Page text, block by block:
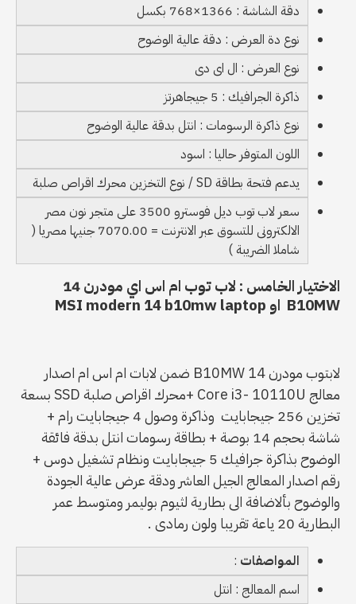
دقة الشاشة : 1366×768 بكسل
نوع دة العرض : دقة عالية الوضوح
نوع العرض : ال اى دى
ذاكرة الجرافيك : 5 جيجاهرتز
نوع ذاكرة الرسومات : انتل بدقة عالية الوضوح
اللون المتوفر حاليا : اسود
يدعم فتحة بطاقة SD / نوع التخزين محرك اقراص صلبة
سعر لاب توب ديل فوسترو 3500 على متجر نون مصر
الالكترونى للتسوق عبر الانترنت = 7070.00 جنيها مصريا (
شاملا الضريبة )
الاختيار الخامس : لاب توب ام اس اي مودرن 14
B10MW او MSI modern 14 b10mw laptop
لابتوب مودرن B10MW 14 ضمن لابات ام اس ام اصدار
معالج Core i3- 10110U +محرك اقراص صلبة SSD بسعة
تخزين 256 جيجابايت وذاكرة وصول 4 جيجابايت رام +
شاشة بحجم 14 بوصة + بطاقة رسومات انتل بدقة فائقة
الوضوح بذاكرة جرافيك 5 جيجابايت ونظام تشغيل دوس +
رقم اصدار المعالج الجيل العاشر ودقة عرض عالية الجودة
والوضوح بألاضافة الى بطارية لثيوم بوليمر ومتوسط عمر
البطارية 20 ياعة تقريبا ولون رمادى .
المواصفات :
اسم المعالج : انتل